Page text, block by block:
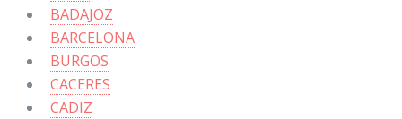
BADAJOZ
BARCELONA
BURGOS
CACERES
CADIZ